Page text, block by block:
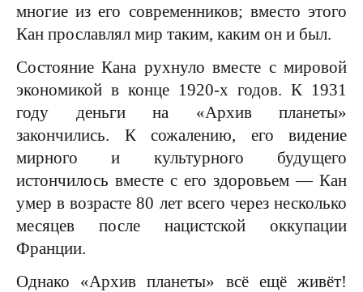
многие из его современников; вместо этого
Кан прославлял мир таким, каким он и был.
Состояние Кана рухнуло вместе с мировой
экономикой в конце 1920-х годов. К 1931
году деньги на «Архив планеты»
закончились. К сожалению, его видение
мирного и культурного будущего
истончилось вместе с его здоровьем — Кан
умер в возрасте 80 лет всего через несколько
месяцев после нацистской оккупации
Франции.
Однако «Архив планеты» всё ещё живёт!